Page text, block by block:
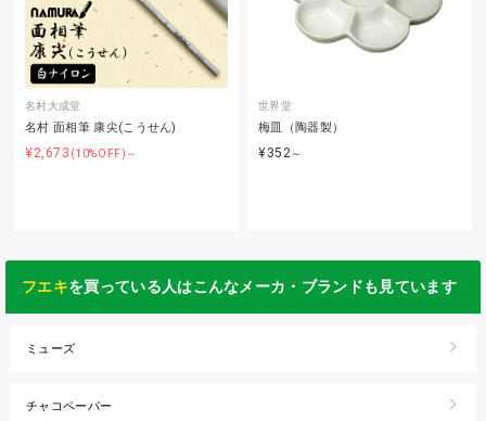
名村大成堂
名村 面相筆 康尖(こうせん)
¥2,673 (10%OFF)～
世界堂
梅皿（陶器製）
¥352 ～
フエキを買っている人はこんなメーカ・ブランドも見ています
ミューズ
チャコペーパー